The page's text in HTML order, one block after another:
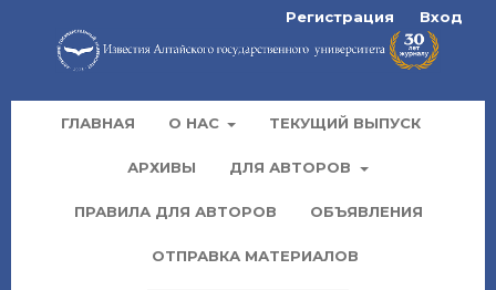
ГЛАВНАЯ О НАС ТЕКУЩИЙ ВЫПУСК
АРХИВЫ ДЛЯ АВТОРОВ
ПРАВИЛА ДЛЯ АВТОРОВ ОБЪЯВЛЕНИЯ
ОТПРАВКА МАТЕРИАЛОВ
Регистрация Вход